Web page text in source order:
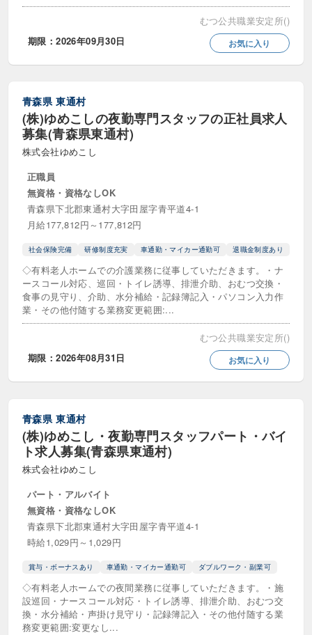
むつ公共職業安定所()
期限：2026年09月30日
お気に入り
青森県 東通村
(株)ゆめこしの夜勤専門スタッフの正社員求人
募集(青森県東通村)
株式会社ゆめこし
正職員
無資格・資格なしOK
青森県下北郡東通村大字田屋字青平道4-1
月給177,812円～177,812円
社会保険完備 研修制度充実 車通勤・マイカー通勤可 退職金制度あり
◇有料老人ホームでの介護業務に従事していただきます。・ナ
ースコール対応、巡回・トイレ誘導、排泄介助、おむつ交換・
食事の見守り、介助、水分補給・記録簿記入・パソコン入力作
業・その他付随する業務変更範囲:...
むつ公共職業安定所()
期限：2026年08月31日
お気に入り
青森県 東通村
(株)ゆめこし・夜勤専門スタッフパート・バイ
ト求人募集(青森県東通村)
株式会社ゆめこし
パート・アルバイト
無資格・資格なしOK
青森県下北郡東通村大字田屋字青平道4-1
時給1,029円～1,029円
賞与・ボーナスあり 車通勤・マイカー通勤可 ダブルワーク・副業可
◇有料老人ホームでの夜間業務に従事していただきます。・施
設巡回・ナースコール対応・トイレ誘導、排泄介助、おむつ交
換・水分補給・声掛け見守り・記録簿記入・その他付随する業
務変更範囲:変更なし...